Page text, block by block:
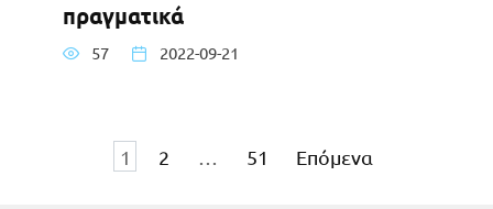
πραγματικά
57 2022-09-21
Σελιδοποίηση
1 2 51 Επόμενα